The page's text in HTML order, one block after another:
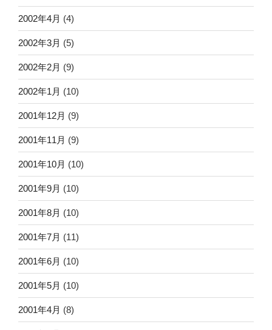
2002年4月 (4)
2002年3月 (5)
2002年2月 (9)
2002年1月 (10)
2001年12月 (9)
2001年11月 (9)
2001年10月 (10)
2001年9月 (10)
2001年8月 (10)
2001年7月 (11)
2001年6月 (10)
2001年5月 (10)
2001年4月 (8)